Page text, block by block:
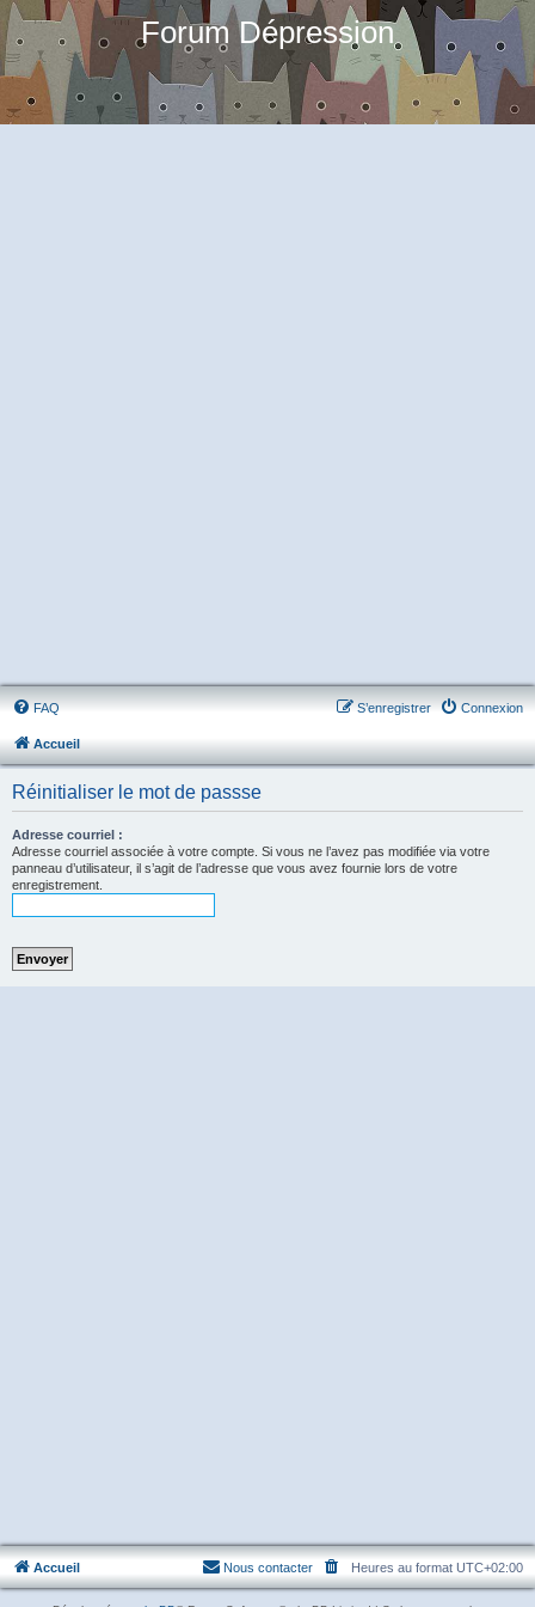
Forum Dépression
FAQ Connexion
S’enregistrer
Accueil
Réinitialiser le mot de passse
Adresse courriel :
Adresse courriel associée à votre compte. Si vous ne l’avez pas modifiée via votre
panneau d’utilisateur, il s’agit de l’adresse que vous avez fournie lors de votre
enregistrement.
Accueil Heures au format UTC+02:00
Nous contacter